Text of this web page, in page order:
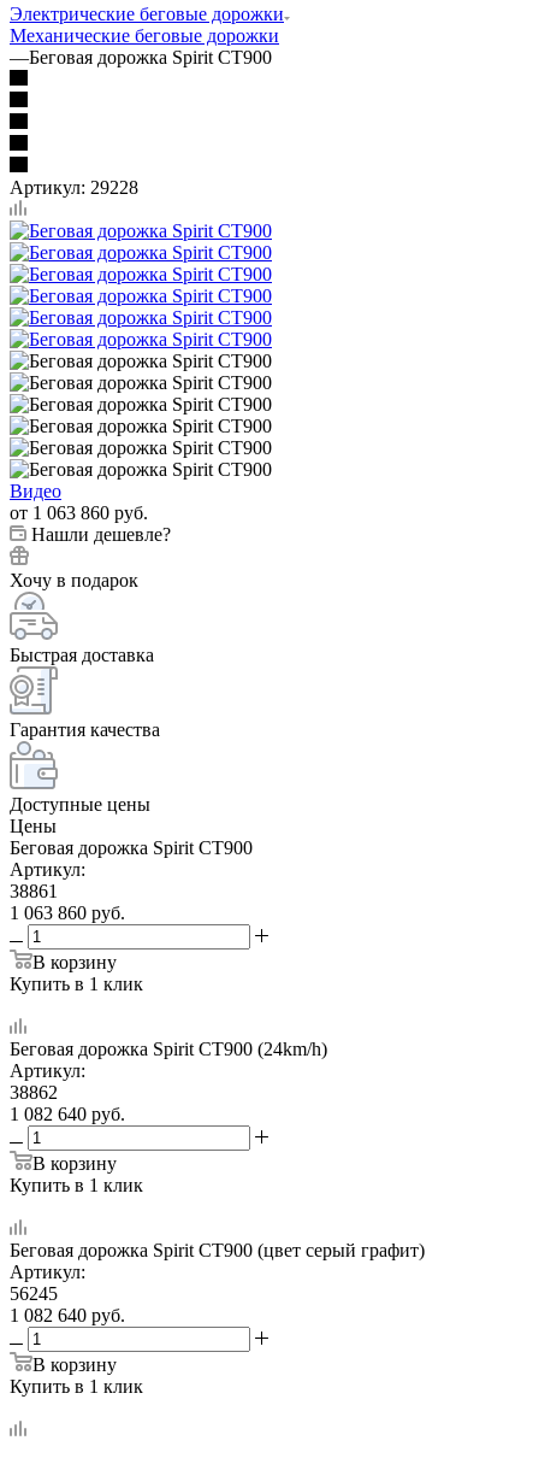
Электрические беговые дорожки
Механические беговые дорожки
—Беговая дорожка Spirit CT900
Артикул: 29228
Видео
от 1 063 860 руб.
Нашли дешевле?
Хочу в подарок
Быстрая доставка
Гарантия качества
Доступные цены
Цены
Беговая дорожка Spirit CT900
Артикул:
38861
1 063 860 руб.
В корзину
Купить в 1 клик
Беговая дорожка Spirit CT900 (24km/h)
Артикул:
38862
1 082 640 руб.
В корзину
Купить в 1 клик
Беговая дорожка Spirit CT900 (цвет серый графит)
Артикул:
56245
1 082 640 руб.
В корзину
Купить в 1 клик